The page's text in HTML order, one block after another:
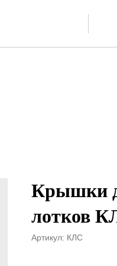
Крышки
лотков
Артикул: КЛС